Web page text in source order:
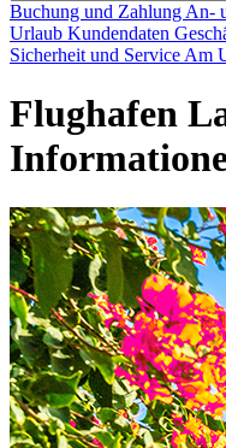
Buchung und Zahlung An-
Urlaub Kundendaten
Sicherheit und Service Am
Flughafen